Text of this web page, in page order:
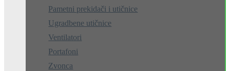
Pametni prekidači i utičnice
Ugradbene utičnice
Ventilatori
Portafoni
Zvonca